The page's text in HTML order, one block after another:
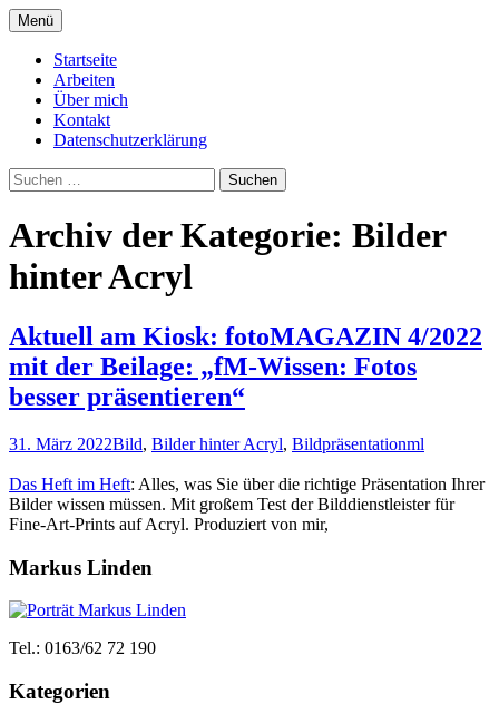
Texte zur Fotografie
Linden
Menü Zum
Inhalt
springen
Startseite
Arbeiten
Über mich
Kontakt
Datenschutzerklärung
Suchen
nach:
Archiv der Kategorie: Bilder
hinter Acryl
Aktuell am Kiosk: fotoMAGAZIN 4/2022
mit der Beilage: „fM-Wissen: Fotos
besser präsentieren“
31. März 2022Bild, Bilder hinter Acryl, Bildpräsentationml
Das Heft im Heft: Alles, was Sie über die richtige Präsentation Ihrer
Bilder wissen müssen. Mit großem Test der Bilddienstleister für
Fine-Art-Prints auf Acryl. Produziert von mir,
Markus Linden
Tel.: 0163/62 72 190
Kategorien